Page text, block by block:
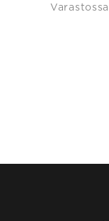
Varastossa